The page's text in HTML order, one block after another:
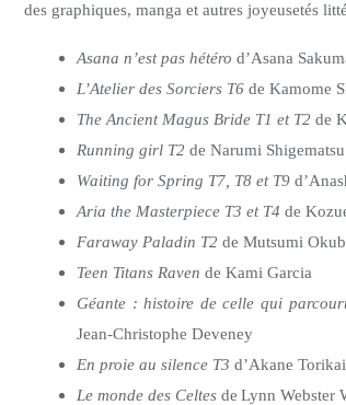
des graphiques, manga et autres joyeusetés
Asana n’est pas hétéro d’Asana
L’Atelier des Sorciers T6 de Kamome
The Ancient Magus Bride T1 et T2 de
Running girl T2 de Narumi Shigematsu
Waiting for Spring T7, T8 et T9
Aria the Masterpiece T3 et T4 de
Faraway Paladin T2 de Mutsumi
Teen Titans Raven de Kami Garcia
Géante : histoire de celle qui
Jean-Christophe Deveney
En proie au silence T3 d’Akane Torikai
Le monde des Celtes de Lynn Webster